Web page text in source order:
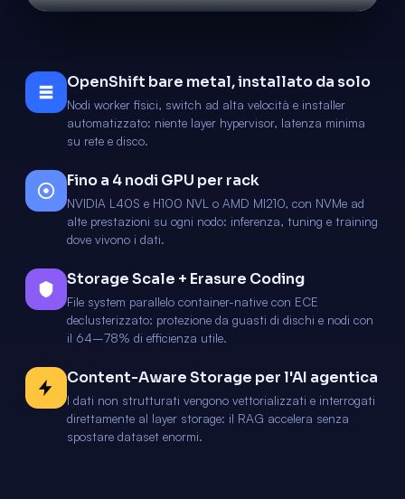
OpenShift bare metal, installato da solo
Nodi worker fisici, switch ad alta velocità e installer
automatizzato: niente layer hypervisor, latenza minima
su rete e disco.
Fino a 4 nodi GPU per rack
NVIDIA L40S e H100 NVL o AMD MI210, con NVMe ad
alte prestazioni su ogni nodo: inferenza, tuning e training
dove vivono i dati.
Storage Scale + Erasure Coding
File system parallelo container-native con ECE
declusterizzato: protezione da guasti di dischi e nodi con
il 64–78% di efficienza utile.
Content-Aware Storage per l'AI agentica
I dati non strutturati vengono vettorializzati e interrogati
direttamente al layer storage: il RAG accelera senza
spostare dataset enormi.